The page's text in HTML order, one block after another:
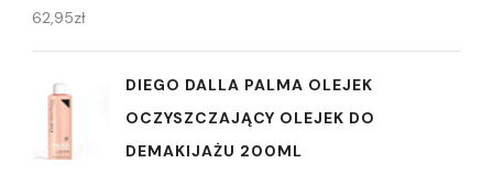
62,95zł
DIEGO DALLA PALMA OLEJEK
OCZYSZCZAJĄCY OLEJEK DO
DEMAKIJAŻU 200ML